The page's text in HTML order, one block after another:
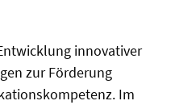
innovativer
zur Förderung
Im